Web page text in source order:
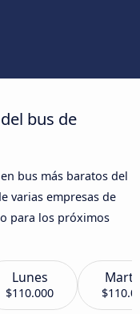
bus de
bus más baratos del
varias empresas de
para los próximos
Lunes
$110.000